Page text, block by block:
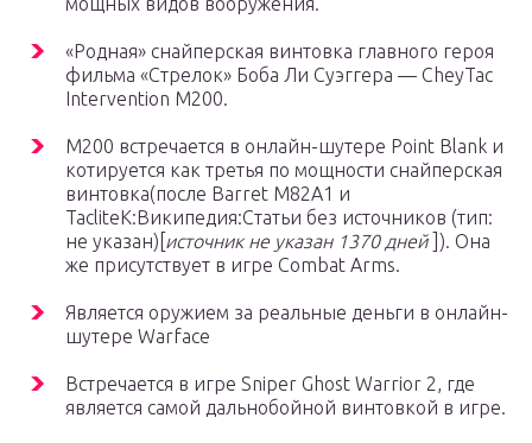
«Родная» снайперская винтовка главного героя
фильма «Стрелок» Боба Ли Суэггера — CheyTac
Intervention M200.
M200 встречается в онлайн-шутере Point Blank и
котируется как третья по мощности снайперская
винтовка(после Barret M82A1 и
TacliteК:Википедия:Статьи без источников (тип:
не указан)[ источник не указан 1370 дней]). Она
же присутствует в игре Combat Arms.
Является оружием за реальные деньги в онлайн-
шутере Warface
Встречается в игре Sniper Ghost Warrior 2, где
является самой дальнобойной винтовкой в игре.